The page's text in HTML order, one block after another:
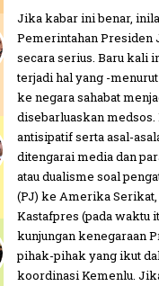
Jika kabar ini benar,
Pemerintahan
secara serius. Baru kali
terjadi hal yang -
ke negara sahabat
disebarluaskan
antisipatif serta asal-
ditengarai media dan
atau dualisme soal
(PJ) ke Amerika
Kastafpres (pada waktu
kunjungan kenegaraan
pihak-pihak yang ikut
koordinasi Kemenlu.